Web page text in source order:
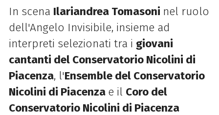
In scena Ilariandrea Tomasoni nel ruolo
dell'Angelo Invisibile, insieme ad
interpreti selezionati tra i giovani
cantanti del Conservatorio Nicolini di
Piacenza, l'Ensemble del Conservatorio
Nicolini di Piacenza e il Coro del
Conservatorio Nicolini di Piacenza